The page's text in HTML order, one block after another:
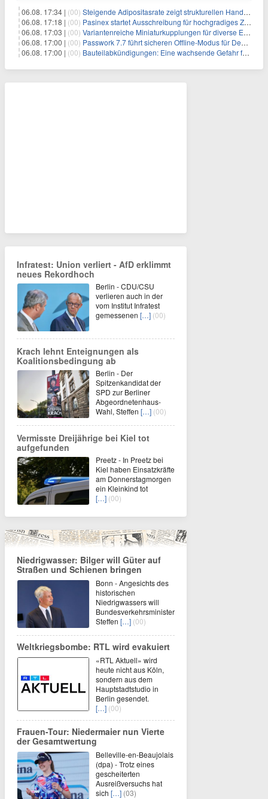
06.08. 17:34 | (00) Steigende Adipositasrate zeigt strukturellen Handlungsbedarf bei der Ernährung schulpflichtiger Kinder
06.08. 17:18 | (00) Pasinex startet Ausschreibung für hochgradiges Zinksulfidkonzentrat mit Germanium- und Silbergehalten und stellt ein Betriebsupdate bereit
06.08. 17:03 | (00) Variantenreiche Miniaturkupplungen für diverse Einsatzbereiche
06.08. 17:00 | (00) Passwork 7.7 führt sicheren Offline-Modus für Desktop- und Mobile-Apps ein
06.08. 17:00 | (00) Bauteilabkündigungen: Eine wachsende Gefahr für industrielle Elektroniksysteme
Infratest: Union verliert - AfD erklimmt
neues Rekordhoch
Berlin - CDU/CSU
verlieren auch in der
vom Institut Infratest
gemessenen […] (00)
Krach lehnt Enteignungen als
Koalitionsbedingung ab
Berlin - Der
Spitzenkandidat der
SPD zur Berliner
Abgeordnetenhaus-
Wahl, Steffen […] (00)
Vermisste Dreijährige bei Kiel tot
aufgefunden
Preetz - In Preetz bei
Kiel haben Einsatzkräfte
am Donnerstagmorgen
ein Kleinkind tot
[…] (00)
Niedrigwasser: Bilger will Güter auf
Straßen und Schienen bringen
Bonn - Angesichts des
historischen
Niedrigwassers will
Bundesverkehrsminister
Steffen […] (00)
Weltkriegsbombe: RTL wird evakuiert
«RTL Aktuell» wird
heute nicht aus Köln,
sondern aus dem
Hauptstadtstudio in
Berlin gesendet.
[…] (00)
Frauen-Tour: Niedermaier nun Vierte
der Gesamtwertung
Belleville-en-Beaujolais
(dpa) - Trotz eines
gescheiterten
Ausreißversuchs hat
sich […] (03)